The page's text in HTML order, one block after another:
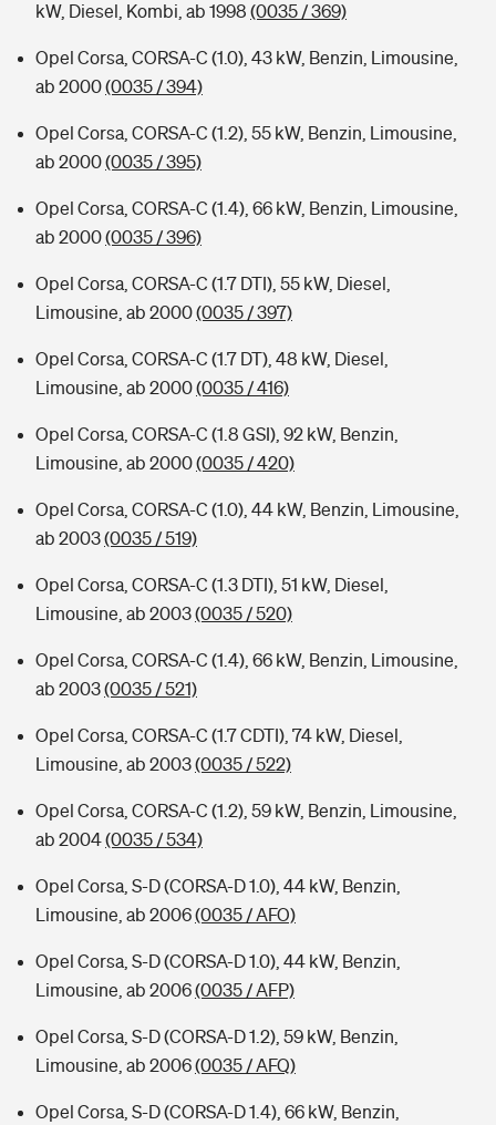
Tools
Kinderunfall-Check: Mehr Sicherheit für deine Kids
Typklassen: So ist Ihr Auto eingestuft
Sie haben Fragen?
kW, Diesel, Kombi, ab 1998 (0035 / 369)
Opel Corsa, CORSA-C (1.0), 43 kW, Benzin, Limousine,
ab 2000(0035 / 394)
Opel Corsa, CORSA-C (1.2), 55 kW, Benzin, Limousine,
ab 2000(0035 / 395)
Opel Corsa, CORSA-C (1.4), 66 kW, Benzin, Limousine,
ab 2000(0035 / 396)
Opel Corsa, CORSA-C (1.7 DTI), 55 kW, Diesel,
Limousine, ab 2000(0035 / 397)
Opel Corsa, CORSA-C (1.7 DT), 48 kW, Diesel,
Limousine, ab 2000(0035 / 416)
Opel Corsa, CORSA-C (1.8 GSI), 92 kW, Benzin,
Limousine, ab 2000(0035 / 420)
Opel Corsa, CORSA-C (1.0), 44 kW, Benzin, Limousine,
ab 2003(0035 / 519)
Opel Corsa, CORSA-C (1.3 DTI), 51 kW, Diesel,
Limousine, ab 2003(0035 / 520)
Opel Corsa, CORSA-C (1.4), 66 kW, Benzin, Limousine,
ab 2003(0035 / 521)
Opel Corsa, CORSA-C (1.7 CDTI), 74 kW, Diesel,
Limousine, ab 2003(0035 / 522)
Opel Corsa, CORSA-C (1.2), 59 kW, Benzin, Limousine,
ab 2004(0035 / 534)
Opel Corsa, S-D (CORSA-D 1.0), 44 kW, Benzin,
Limousine, ab 2006(0035 / AFO)
Opel Corsa, S-D (CORSA-D 1.0), 44 kW, Benzin,
Limousine, ab 2006(0035 / AFP)
Opel Corsa, S-D (CORSA-D 1.2), 59 kW, Benzin,
Limousine, ab 2006(0035 / AFQ)
Opel Corsa, S-D (CORSA-D 1.4), 66 kW, Benzin,